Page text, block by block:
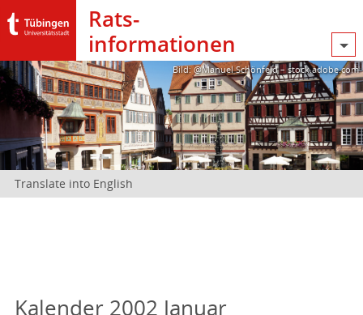
Rats­
informationen
Bild: @Manuel Schönfeld – stock.adobe.com
Translate into English
Kalender 2002 Januar